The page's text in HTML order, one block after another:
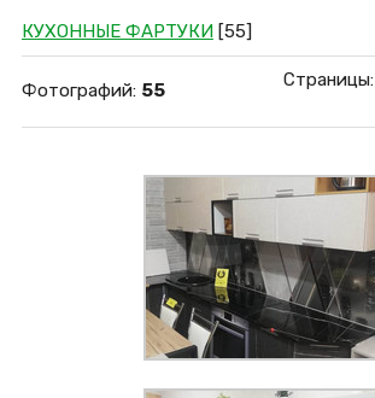
КУХОННЫЕ ФАРТУКИ [55]
Фотографий: 55 Страницы:
Увеличить
Панель КМ 106